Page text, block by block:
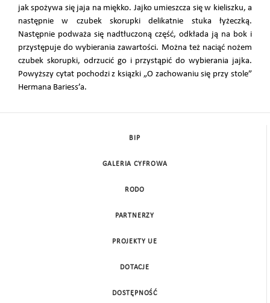
jak spożywa się jaja na miękko. Jajko umieszcza się w kieliszku, a
następnie w czubek skorupki delikatnie stuka łyżeczką.
Następnie podważa się nadtłuczoną część, odkłada ją na bok i
przystępuje do wybierania zawartości. Można też naciąć nożem
czubek skorupki, odrzucić go i przystąpić do wybierania jajka.
Powyższy cytat pochodzi z ksiązki „O zachowaniu się przy stole”
Hermana Bariess’a.
BIP
GALERIA CYFROWA
RODO
PARTNERZY
PROJEKTY UE
DOTACJE
DOSTĘPNOŚĆ